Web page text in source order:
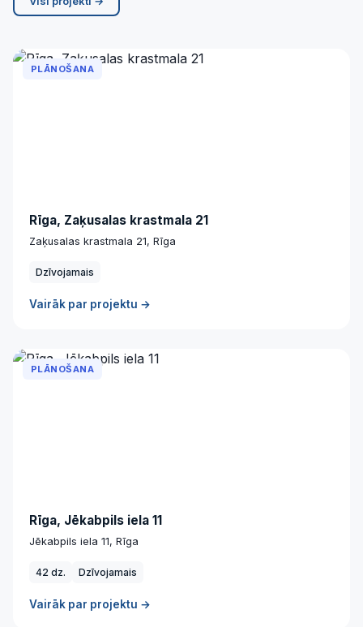
PLĀNOŠANA
Rīga, Zaķusalas krastmala 21
Zaķusalas krastmala 21, Rīga
Dzīvojamais
Vairāk par projektu →
PLĀNOŠANA
Rīga, Jēkabpils iela 11
Jēkabpils iela 11, Rīga
42 dz. Dzīvojamais
Vairāk par projektu →